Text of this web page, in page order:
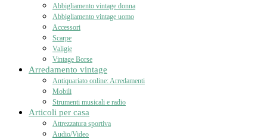
Abbigliamento vintage donna
Abbigliamento vintage uomo
Accessori
Scarpe
Valigie
Vintage Borse
Arredamento vintage
Antiquariato online: Arredamenti
Mobili
Strumenti musicali e radio
Articoli per casa
Attrezzatura sportiva
Audio/Video